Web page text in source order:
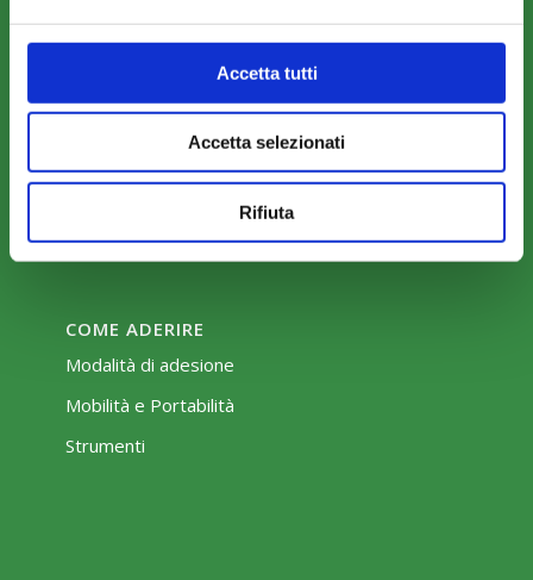
Accetta tutti
Accetta selezionati
Rifiuta
Perché scegliere FonARCom
Amministrazione trasparente
COME ADERIRE
Modalità di adesione
Mobilità e Portabilità
Strumenti